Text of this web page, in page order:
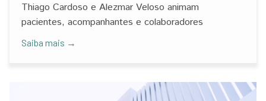
Thiago Cardoso e Alezmar Veloso animam
pacientes, acompanhantes e colaboradores
Saiba mais →